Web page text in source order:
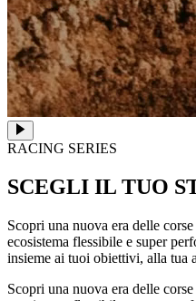
RACING SERIES
SCEGLI IL TUO
Scopri una nuova era delle
ecosistema flessibile e super
insieme ai tuoi obiettivi, alla tua
Scopri una nuova era delle